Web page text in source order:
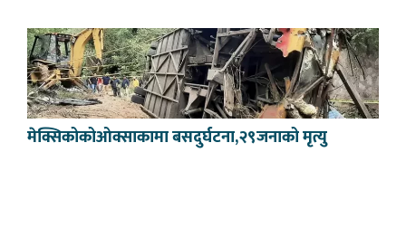
मेक्सिकोकोओक्साकामा बसदुर्घटना,२९जनाको मृत्यु